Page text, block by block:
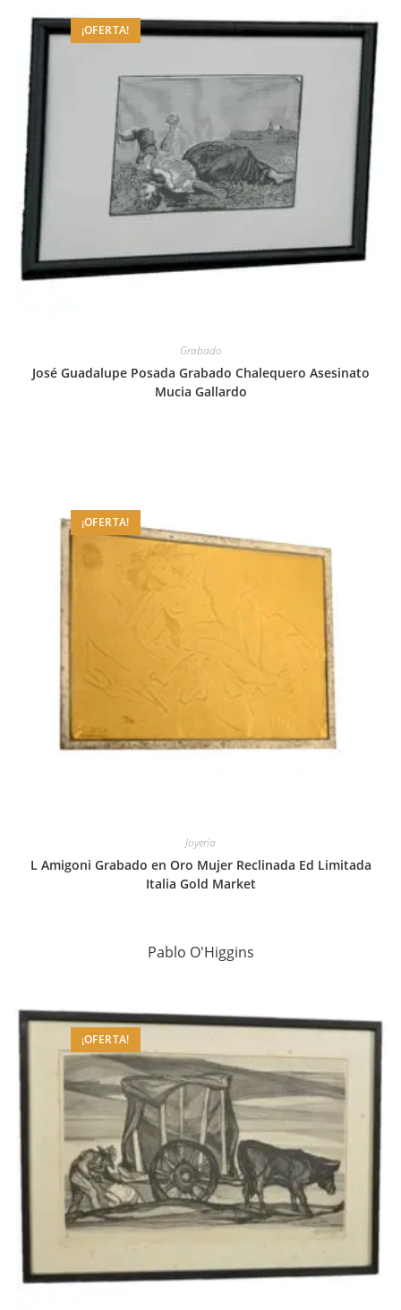
¡OFERTA!
Grabado
José Guadalupe Posada Grabado Chalequero Asesinato
Mucia Gallardo
¡OFERTA!
Joyería
L Amigoni Grabado en Oro Mujer Reclinada Ed Limitada
Italia Gold Market
Pablo O'Higgins
¡OFERTA!